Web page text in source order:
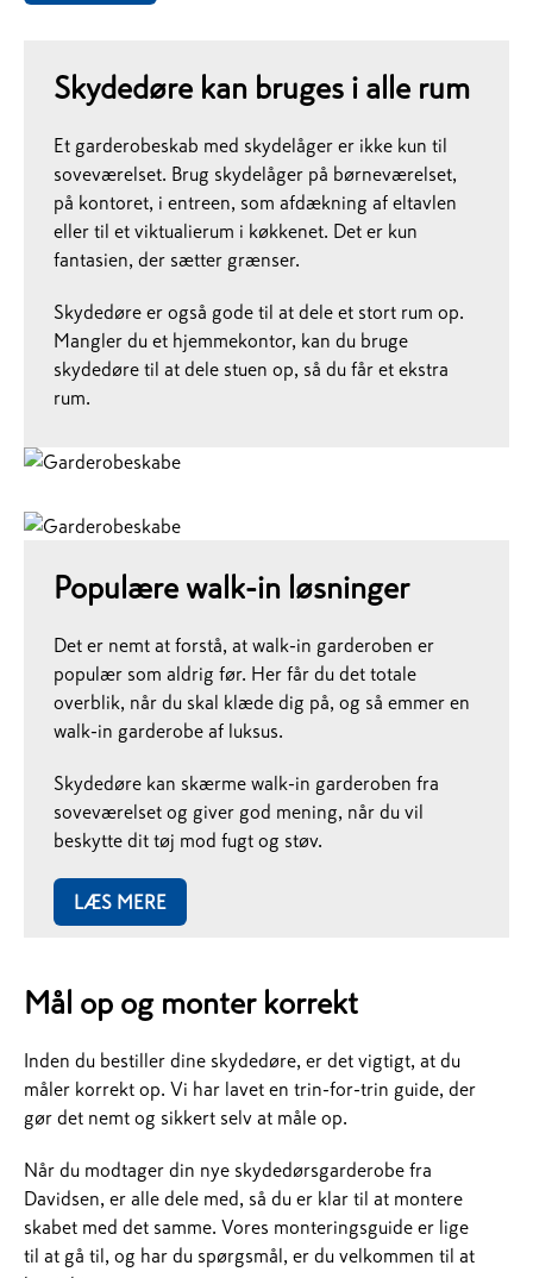
Skydedøre kan bruges i alle rum
Et garderobeskab med skydelåger er ikke kun til
soveværelset. Brug skydelåger på børneværelset,
på kontoret, i entreen, som afdækning af eltavlen
eller til et viktualierum i køkkenet. Det er kun
fantasien, der sætter grænser.
Skydedøre er også gode til at dele et stort rum op.
Mangler du et hjemmekontor, kan du bruge
skydedøre til at dele stuen op, så du får et ekstra
rum.
Populære walk-in løsninger
Det er nemt at forstå, at walk-in garderoben er
populær som aldrig før. Her får du det totale
overblik, når du skal klæde dig på, og så emmer en
walk-in garderobe af luksus.
Skydedøre kan skærme walk-in garderoben fra
soveværelset og giver god mening, når du vil
beskytte dit tøj mod fugt og støv.
LÆS MERE
Mål op og monter korrekt
Inden du bestiller dine skydedøre, er det vigtigt, at du
måler korrekt op. Vi har lavet en trin-for-trin guide, der
gør det nemt og sikkert selv at måle op.
Når du modtager din nye skydedørsgarderobe fra
Davidsen, er alle dele med, så du er klar til at montere
skabet med det samme. Vores monteringsguide er lige
til at gå til, og har du spørgsmål, er du velkommen til at